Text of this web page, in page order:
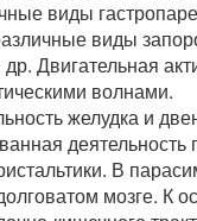
виды
виды
Двигательная
волнами.
желудка и
деятельность
В
мозге. К